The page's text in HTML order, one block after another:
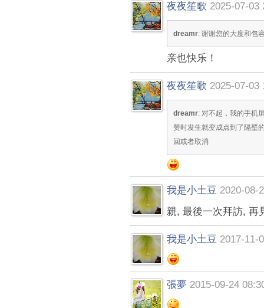
夜夜笙歌 2025-07-03
dreamr: 谢谢您的大度和包
亲也快乐！
夜夜笙歌 2025-07-03
dreamr: 对不起，我的手机
赞时发生就变成点到了隔壁
回或者取消
我是小土豆 2020-08-
親, 最後一次拜訪, 再
我是小土豆 2017-11-
張夢 2015-09-24